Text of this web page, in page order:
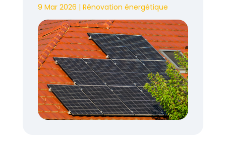
9 Mar 2026 | Rénovation énergétique